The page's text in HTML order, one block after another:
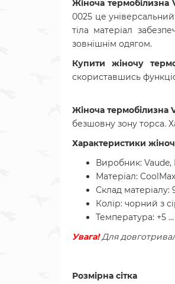
Жіноча термобілизна
0025 це
тіла матеріал
зовнішнім одягом.
Купити жіночу
скориставшись
Жіноча термобілизна
безшовну зону торса.
Характеристики
Виробник: Vaude,
Матеріал: CoolMax
Склад матеріалу:
Колір: чорний з
Температура: +5
Увага! Для
Розмірна сітка